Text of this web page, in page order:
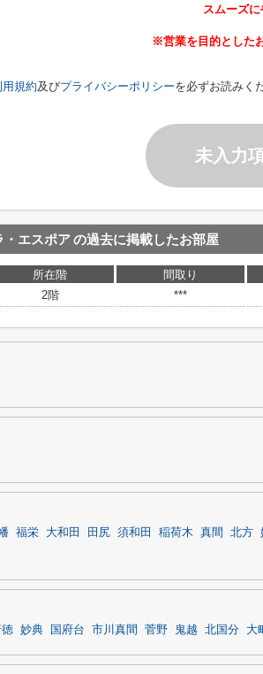
スムーズに
※営業を目的とした
用規約及びプライバシーポリシーを必ずお読みく
未入力
・エスポアの過去に掲載したお部屋
所在階 間取り
2階
***
福栄 大和田 田尻 須和田 稲荷木 真間 北方
妙典 国府台 市川真間 菅野 鬼越 北国分 大町